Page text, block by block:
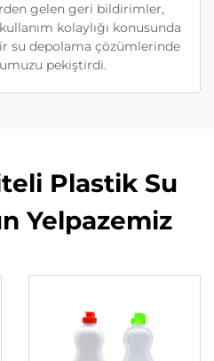
gelen geri bildirimler,
kolaylığı konusunda
su depolama çözümlerinde
pekiştirdi.
Plastik Su
Yelpazemiz